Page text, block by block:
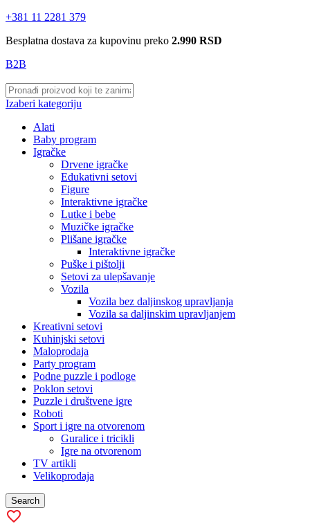
+381 11 2281 379
Besplatna dostava za kupovinu preko 2.990 RSD
B2B
Izaberi kategoriju
Alati
Baby program
Igračke
Drvene igračke
Edukativni setovi
Figure
Interaktivne igračke
Lutke i bebe
Muzičke igračke
Plišane igračke
Interaktivne igračke
Puške i pištolji
Setovi za ulepšavanje
Vozila
Vozila bez daljinskog upravljanja
Vozila sa daljinskim upravljanjem
Kreativni setovi
Kuhinjski setovi
Maloprodaja
Party program
Podne puzzle i podloge
Poklon setovi
Puzzle i društvene igre
Roboti
Sport i igre na otvorenom
Guralice i tricikli
Igre na otvorenom
TV artikli
Velikoprodaja
Search